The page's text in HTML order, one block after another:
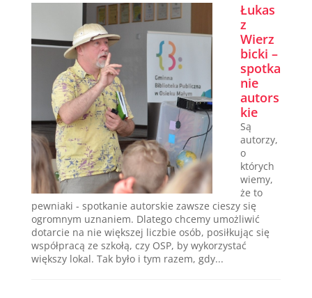
Łukas
z
Wierz
bicki –
spotka
nie
autors
kie
Są
autorzy,
o
których
wiemy,
że to
pewniaki - spotkanie autorskie zawsze cieszy się
ogromnym uznaniem. Dlatego chcemy umożliwić
dotarcie na nie większej liczbie osób, posiłkując się
współpracą ze szkołą, czy OSP, by wykorzystać
większy lokal. Tak było i tym razem, gdy...